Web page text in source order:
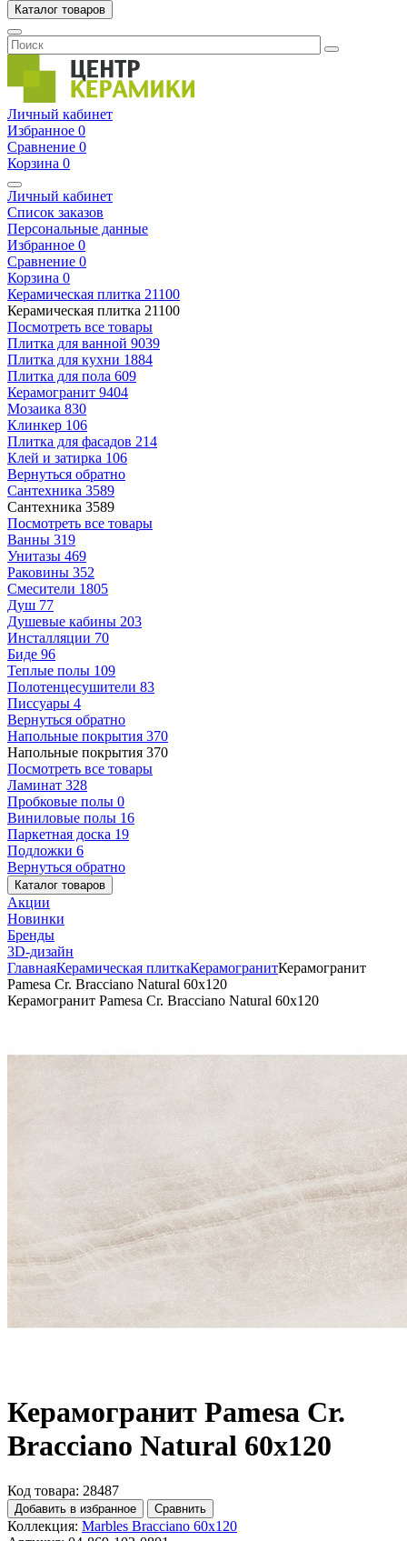
Каталог товаров
Личный кабинет
Избранное 0
Сравнение 0
Корзина 0
Личный кабинет
Список заказов
Персональные данные
Избранное 0
Сравнение 0
Корзина 0
Керамическая плитка 21100
Керамическая плитка 21100
Посмотреть все товары
Плитка для ванной 9039
Плитка для кухни 1884
Плитка для пола 609
Керамогранит 9404
Мозаика 830
Клинкер 106
Плитка для фасадов 214
Клей и затирка 106
Вернуться обратно
Сантехника 3589
Сантехника 3589
Посмотреть все товары
Ванны 319
Унитазы 469
Раковины 352
Смесители 1805
Душ 77
Душевые кабины 203
Инсталляции 70
Биде 96
Теплые полы 109
Полотенцесушители 83
Писсуары 4
Вернуться обратно
Напольные покрытия 370
Напольные покрытия 370
Посмотреть все товары
Ламинат 328
Пробковые полы 0
Виниловые полы 16
Паркетная доска 19
Подложки 6
Вернуться обратно
Каталог товаров
Акции
Новинки
Бренды
3D-дизайн
ГлавнаяКерамическая плиткаКерамогранитКерамогранит
Pamesa Cr. Bracciano Natural 60x120
Керамогранит Pamesa Cr. Bracciano Natural 60x120
Керамогранит Pamesa Cr.
Bracciano Natural 60x120
Код товара: 28487
Добавить в избранное Сравнить
Коллекция: Marbles Bracciano 60x120